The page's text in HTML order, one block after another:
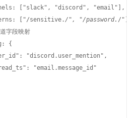
["slack", "discord", "email"],
["/sensitive.
/", "/password. /"],
字段映射
{
"discord.user_mention",
"email.message_id"